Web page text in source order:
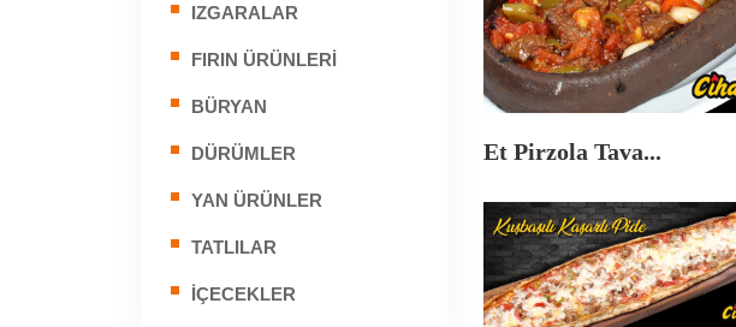
IZGARALAR
FIRIN ÜRÜNLERİ
BÜRYAN
DÜRÜMLER
YAN ÜRÜNLER
TATLILAR
İÇECEKLER
Et Pirzola Tava...